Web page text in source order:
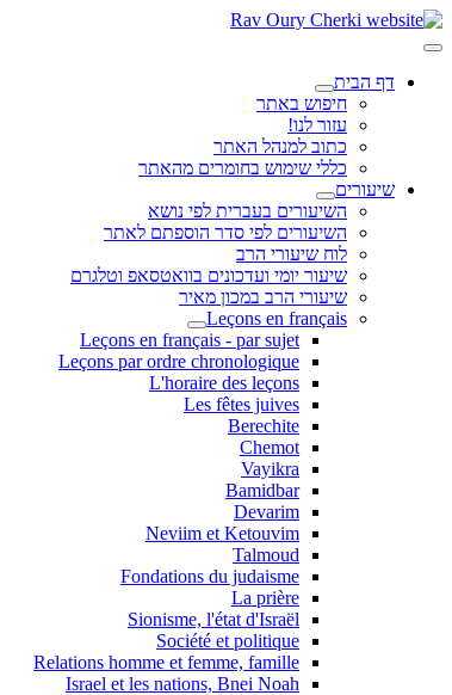
דף הבית
חיפוש באתר
עזור לנו!
כתוב למנהל האתר
כללי שימוש בחומרים מהאתר
שיעורים
השיעורים בעברית לפי נושא
השיעורים לפי סדר הוספתם לאתר
לוח שיעורי הרב
שיעור יומי ועדכונים בוואטסאפ וטלגרם
שיעורי הרב במכון מאיר
Leçons en français
Leçons en français - par sujet
Leçons par ordre chronologique
L'horaire des leçons
Les fêtes juives
Berechite
Chemot
Vayikra
Bamidbar
Devarim
Neviim et Ketouvim
Talmoud
Fondations du judaisme
La prière
Sionisme, l'état d'Israël
Société et politique
Relations homme et femme, famille
Israel et les nations, Bnei Noah